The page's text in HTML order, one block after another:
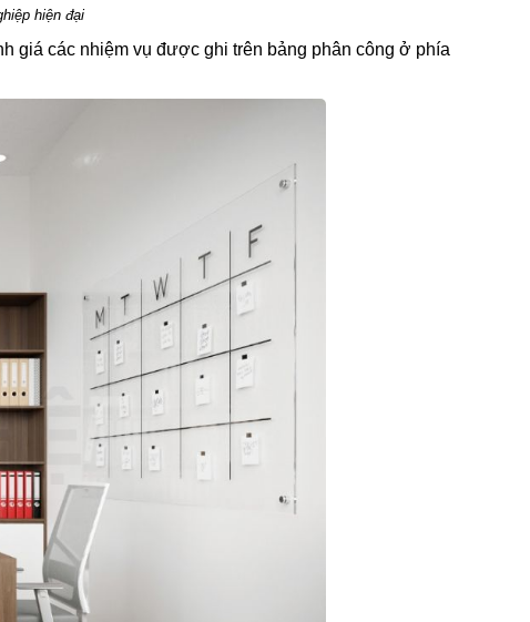
hiện đại
giá các nhiệm vụ được ghi trên bảng phân công ở phía